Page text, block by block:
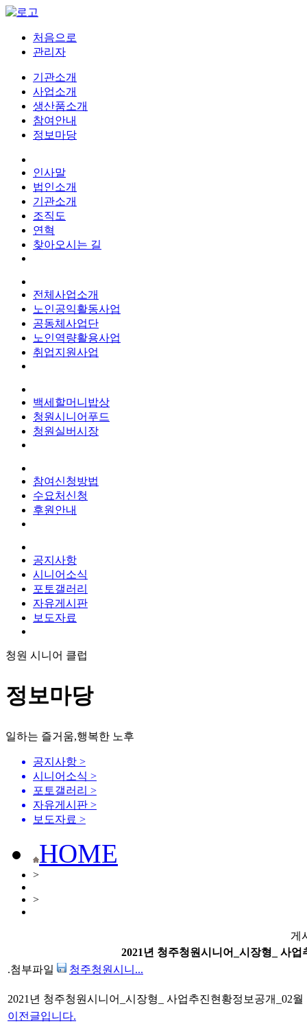
처음으로
관리자
기관소개
사업소개
생산품소개
참여안내
정보마당
인사말
법인소개
기관소개
조직도
연혁
찾아오시는 길
전체사업소개
노인공익활동사업
공동체사업단
노인역량활용사업
취업지원사업
백세할머니밥상
청원시니어푸드
청원실버시장
참여신청방법
수요처신청
후원안내
공지사항
시니어소식
포토갤러리
자유게시판
보도자료
청원 시니어 클럽
정보마당
일하는 즐거움,행복한 노후
공지사항 >
시니어소식 >
포토갤러리 >
자유게시판 >
보도자료 >
HOME
>
>
게
2021년 청주청원시니어_시장형_ 사
.첨부파일
청주청원시니...
2021년 청주청원시니어_시장형_ 사업추진현황정보공개_02월
이전글입니다.